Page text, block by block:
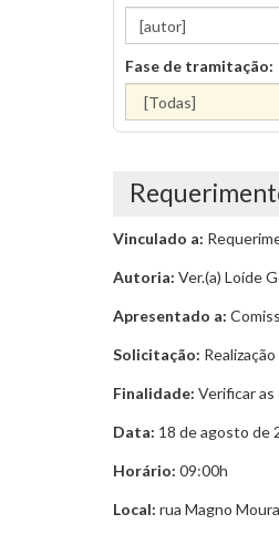
Fase de tramitação:
Vinculado a:
Autoria: Ver.(a) Loíde
Apresentado a:
Solicitação:
Finalidade: Verificar
Data: 18 de agosto de
Horário: 09:00h
Local: rua Magno